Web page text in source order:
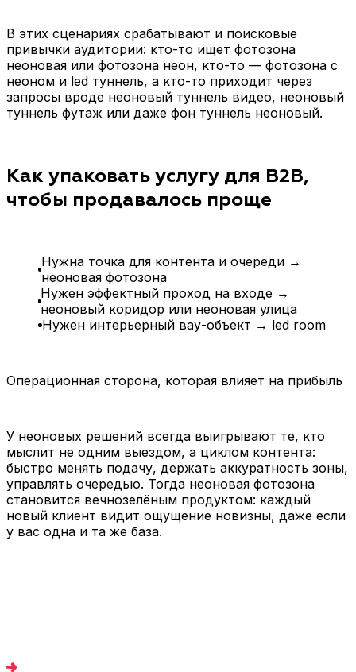
В этих сценариях срабатывают и поисковые
привычки аудитории: кто-то ищет фотозона
неоновая или фотозона неон, кто-то — фотозона с
неоном и led туннель, а кто-то приходит через
запросы вроде неоновый туннель видео, неоновый
туннель футаж или даже фон туннель неоновый.
Как упаковать услугу для B2B,
чтобы продавалось проще
Нужна точка для контента и очереди →
неоновая фотозона
Нужен эффектный проход на входе →
неоновый коридор или неоновая улица
Нужен интерьерный вау-объект → led room
Операционная сторона, которая влияет на прибыль
У неоновых решений всегда выигрывают те, кто
мыслит не одним выездом, а циклом контента:
быстро менять подачу, держать аккуратность зоны,
управлять очередью. Тогда неоновая фотозона
становится вечнозелёным продуктом: каждый
новый клиент видит ощущение новизны, даже если
у вас одна и та же база.